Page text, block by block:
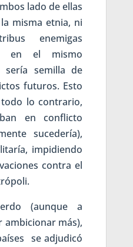
lado de ellas
misma etnia, ni
enemigas
en el mismo
semilla de
futuros. Esto
lo contrario,
en conflicto
sucedería),
impidiendo
contra el
(aunque a
ambicionar más),
se adjudicó